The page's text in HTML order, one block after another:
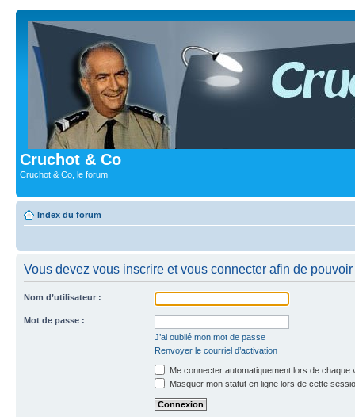
Cruchot & Co
Cruchot & Co, le forum
Index du forum
Vous devez vous inscrire et vous connecter afin de
Nom d’utilisateur :
Mot de passe :
J’ai oublié mon mot de passe
Renvoyer le courriel d’activation
Me connecter automatiquement lors de chaque
Masquer mon statut en ligne lors de cette